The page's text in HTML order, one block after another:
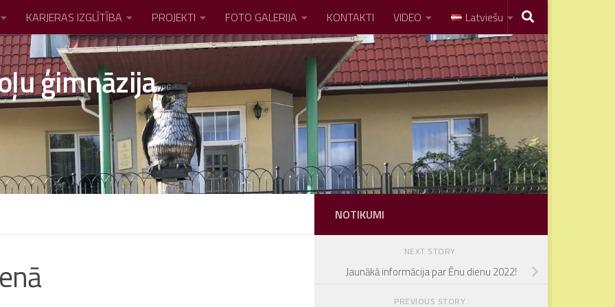
KARJERAS IZGLĪTĪBA PROJEKTI FOTO GALERIJA KONTAKTI VIDEO Latviešu
ģimnāzija
NOTIKUMI
NEXT STORY
Jaunākā informācija par Ēnu dienu 2022!
PREVIOUS STORY